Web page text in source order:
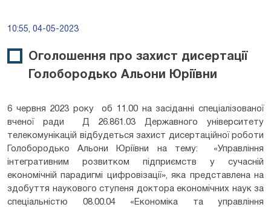
10:55, 04-05-2023
Оголошення про захист дисертації
Голобородько Альони Юріївни
6 червня 2023 року об 11.00 на засіданні спеціалізованої
вченої ради Д 26.861.03 Державного університету
телекомунікацій відбудеться захист дисертаційної роботи
Голобородько Альони Юріївни на тему: «Управління
інтегративним розвитком підприємств у сучасній
економічній парадигмі цифровізації», яка представлена на
здобуття наукового ступеня доктора економічних наук за
спеціальністю 08.00.04 «Економіка та управління